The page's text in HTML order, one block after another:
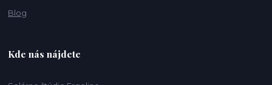
Blog
Kde nás nájdete